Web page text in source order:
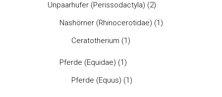
Unpaarhufer (Perissodactyla) (2)
Nashörner (Rhinocerotidae) (1)
Ceratotherium (1)
Pferde (Equidae) (1)
Pferde (Equus) (1)